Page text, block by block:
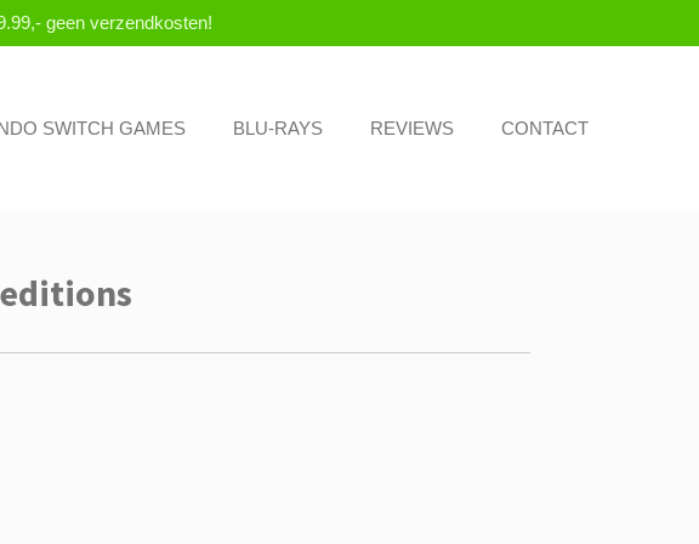
geen verzendkosten!
SWITCH GAMES BLU-RAYS REVIEWS CONTACT